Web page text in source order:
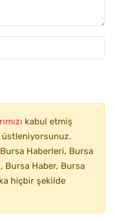
kabul etmiş
Haberleri, Bursa
Bursa Haber, Bursa
hiçbir şekilde